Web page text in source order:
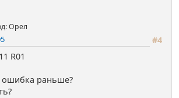
Орел
#4
R01
ошибка раньше?